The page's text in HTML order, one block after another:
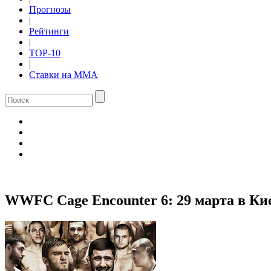
Прогнозы
|
Рейтинги
|
TOP-10
|
Ставки на ММА
WWFC Cage Encounter 6: 29 марта в